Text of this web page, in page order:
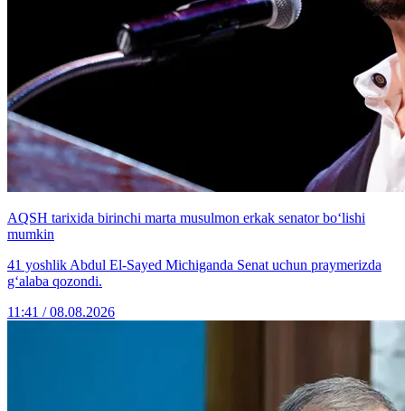
AQSH tarixida birinchi marta musulmon erkak senator bo‘lishi
mumkin
41 yoshlik Abdul El-Sayed Michiganda Senat uchun praymerizda
g‘alaba qozondi.
11:41 / 08.08.2026